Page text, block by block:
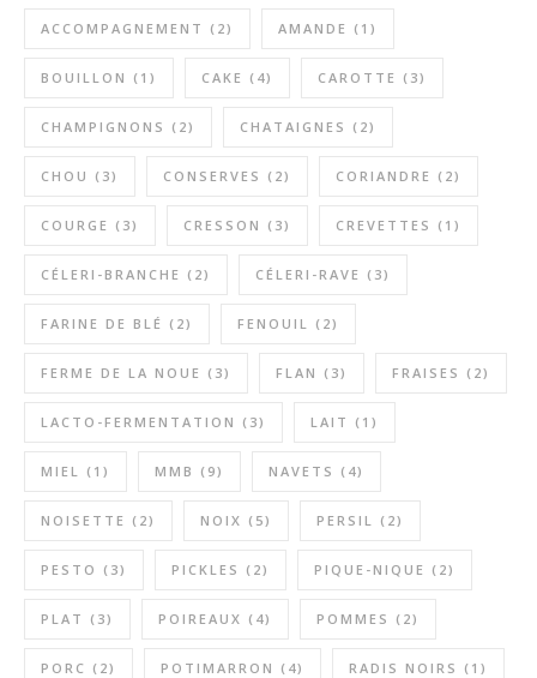
ACCOMPAGNEMENT (2) AMANDE (1)
BOUILLON (1) CAKE (4) CAROTTE (3)
CHAMPIGNONS (2) CHATAIGNES (2)
CHOU (3) CONSERVES (2) CORIANDRE (2)
COURGE (3) CRESSON (3) CREVETTES (1)
CÉLERI-BRANCHE (2) CÉLERI-RAVE (3)
FARINE DE BLÉ (2) FENOUIL (2)
FERME DE LA NOUE (3) FLAN (3) FRAISES (2)
LACTO-FERMENTATION (3) LAIT (1)
MIEL (1) MMB (9) NAVETS (4)
NOISETTE (2) NOIX (5) PERSIL (2)
PESTO (3) PICKLES (2) PIQUE-NIQUE (2)
PLAT (3) POIREAUX (4) POMMES (2)
PORC (2) POTIMARRON (4) RADIS NOIRS (1)